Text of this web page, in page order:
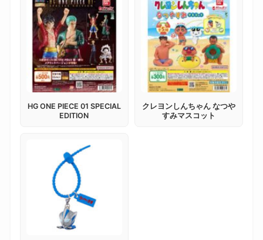
HG ONE PIECE 01 SPECIAL
EDITION
クレヨンしんちゃん なつや
すみマスコット